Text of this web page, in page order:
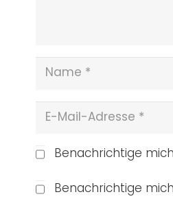
Benachrichtige
Benachrichtige